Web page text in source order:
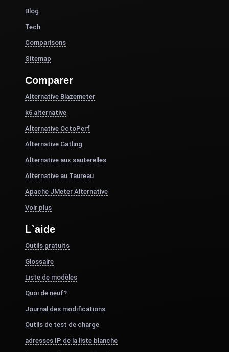
Blog
Tech
Comparisons
Sitemap
Comparer
Alternative Blazemeter
k6 alternative
Alternative OctoPerf
Alternative Gatling
Alternative aux sauterelles
Alternative au Taureau
Apache JMeter Alternative
Voir plus
L`aide
Outils gratuits
Glossaire
Liste de modèles
Quoi de neuf?
Journal des modifications
Outils de test de charge
adresses IP de la liste blanche